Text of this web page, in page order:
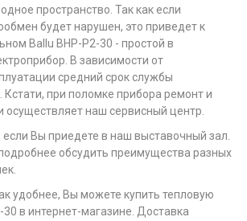
пространство. Так как если
будет нарушен, это приведет к
Ballu BНР-P2-30 - простой в
В зависимости от
средний срок службы
Кстати, при поломке прибора ремонт и
осуществляет наш сервисный центр.
Вы приедете в наш выставочный зал.
обсудить преимущества разных
удобнее, Вы можете купить тепловую
в интернет-магазине. Доставка